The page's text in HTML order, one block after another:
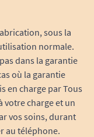
choix de
!).
la gamme de
pour la
sous la
normale.
dans la garantie
où la garantie
en charge par Tous
votre charge et un
vos soins, durant
au téléphone.